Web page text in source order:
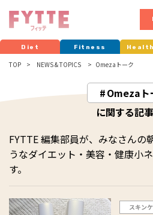
Diet Fitness
TOP NEWS & TOPICS Omezaトーク
Omezaト
に関する記
FYTTE 編集部員が、みなさんの
うなダイエット・美容・健康小
す。
スキン